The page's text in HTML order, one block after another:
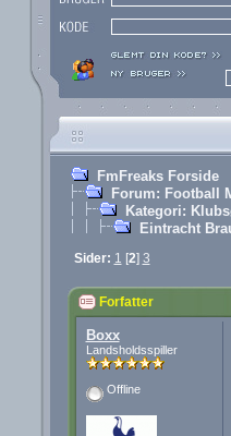
FmFreaks Forside
Forum: Football
Kategori:
Eintracht
Sider: 1 [2] 3
Forfatter
Boxx
Landsholdsspiller
Offline